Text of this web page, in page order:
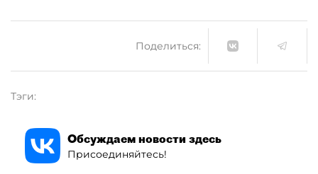
Поделиться:
Тэги:
Обсуждаем новости здесь
Присоединяйтесь!